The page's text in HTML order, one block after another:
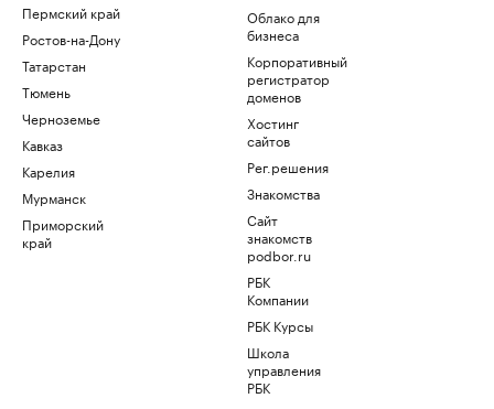
Пермский край
Ростов-на-Дону
Татарстан
Тюмень
Черноземье
Кавказ
Карелия
Мурманск
Приморский
край
Облако для
бизнеса
Корпоративный
регистратор
доменов
Хостинг
сайтов
Рег.решения
Знакомства
Сайт
знакомств
podbor.ru
РБК
Компании
РБК Курсы
Школа
управления
РБК